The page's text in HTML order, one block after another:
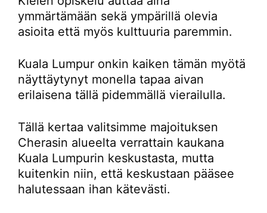
ymmärtämään sekä ympärillä olevia
asioita että myös kulttuuria paremmin.
Kuala Lumpur onkin kaiken tämän myötä
näyttäytynyt monella tapaa aivan
erilaisena tällä pidemmällä vierailulla.
Tällä kertaa valitsimme majoituksen
Cherasin alueelta verrattain kaukana
Kuala Lumpurin keskustasta, mutta
kuitenkin niin, että keskustaan pääsee
halutessaan ihan kätevästi.